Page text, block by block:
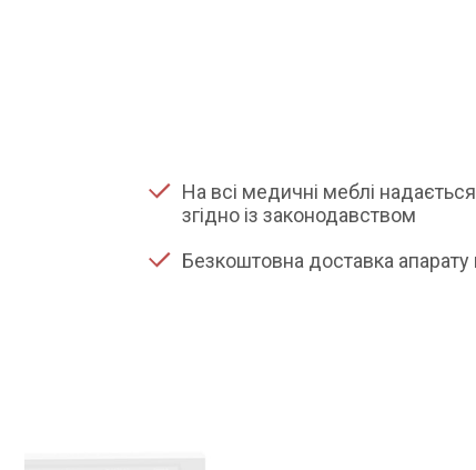
На всі медичні меблі
згідно із законодавством
Безкоштовна доставка апарату